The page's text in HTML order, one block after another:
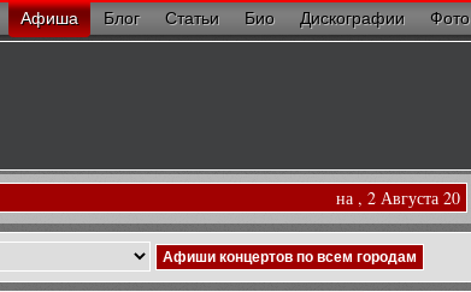
Афиша Блог Статьи Био Дискографии Фото
на , 2 Августа 20
Афиши концертов по всем городам